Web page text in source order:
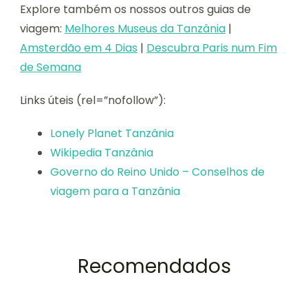
Explore também os nossos outros guias de
viagem: Melhores Museus da Tanzânia |
Amsterdão em 4 Dias | Descubra Paris num Fim
de Semana
Links úteis (rel=”nofollow”):
Lonely Planet Tanzânia
Wikipedia Tanzânia
Governo do Reino Unido – Conselhos de
viagem para a Tanzânia
Recomendados